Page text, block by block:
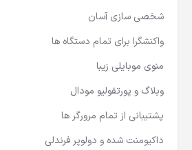
شخصی سازی آسان
واکنشگرا برای تمام دستگاه ها
منوی موبایلی زیبا
وبلاگ و پورتفولیو مودال
پشتیبانی از تمام مرورگر ها
داکیومنت شده و دولوپر فرندلی